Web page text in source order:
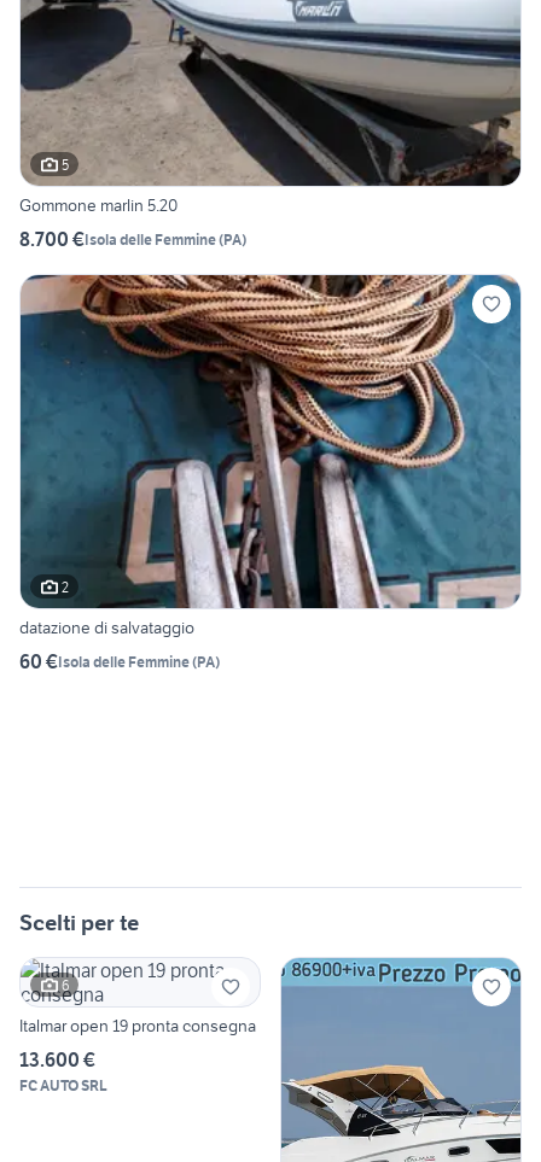
5
Gommone marlin 5.20
8.700 €Isola delle Femmine(PA)
2
datazione di salvataggio
60 €Isola delle Femmine(PA)
Scelti per te
6
Italmar open 19 pronta consegna
13.600 €
FC AUTO SRL